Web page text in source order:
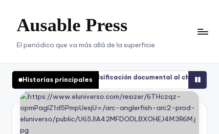
contenido
Ausable Press
El periódico que va más allá de la superficie
Historias principales
de la falsificación documental al chantaje reputacional
de la falsificación documental al chantaje reputacional